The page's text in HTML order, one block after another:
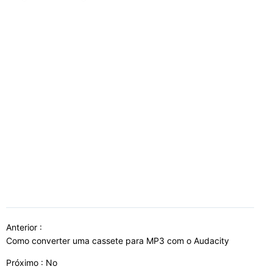
Anterior :
Como converter uma cassete para MP3 com o Audacity
Próximo : No